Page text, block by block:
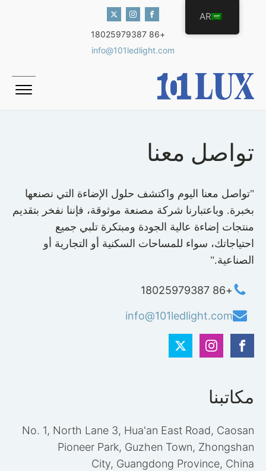
+86 18025979387
info@101ledlight.com
تواصل معنا
"تواصل معنا اليوم واكتشف حلول الإضاءة التي نصنعها
بخبرة. وباعتبارنا شركة مصنعة موثوقة، فإننا نفخر بتقديم
منتجات إضاءة عالية الجودة ومبتكرة تلبي جميع
احتياجاتك، سواء للمساحات السكنية أو التجارية أو
الصناعية."
+86 18025979387
info@101ledlight.com
مكاتبنا
No. 1, North Lane 3, Hua'an East Road, Caosan
Pioneer Park, Guzhen Town, Zhongshan
City, Guangdong Province, China
AR